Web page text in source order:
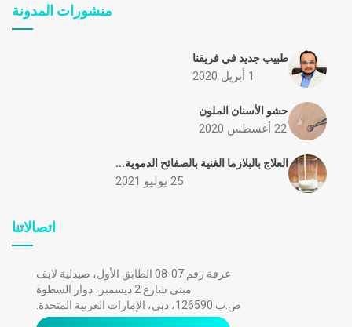
منشورات المدونة
طبيب جديد في فريقنا
1 أبريل 2020
حشو الأسنان الملون
22 أغسطس 2020
العلاج بالبلازما الغنية بالصفائح الدموية...
25 يوليو 2021
اتصالاتنا
غرفة رقم 07-08 الطابق الأول، صيدلية لايف
مبنى شارع 2 ديسمبر، دوار السطوة
ص.ب 126590، دبي، الإمارات العربية المتحدة.